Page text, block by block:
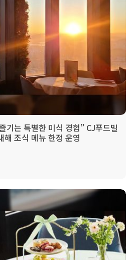
기는 특별한 미식 경험” CJ푸드빌
조식 메뉴 한정 운영